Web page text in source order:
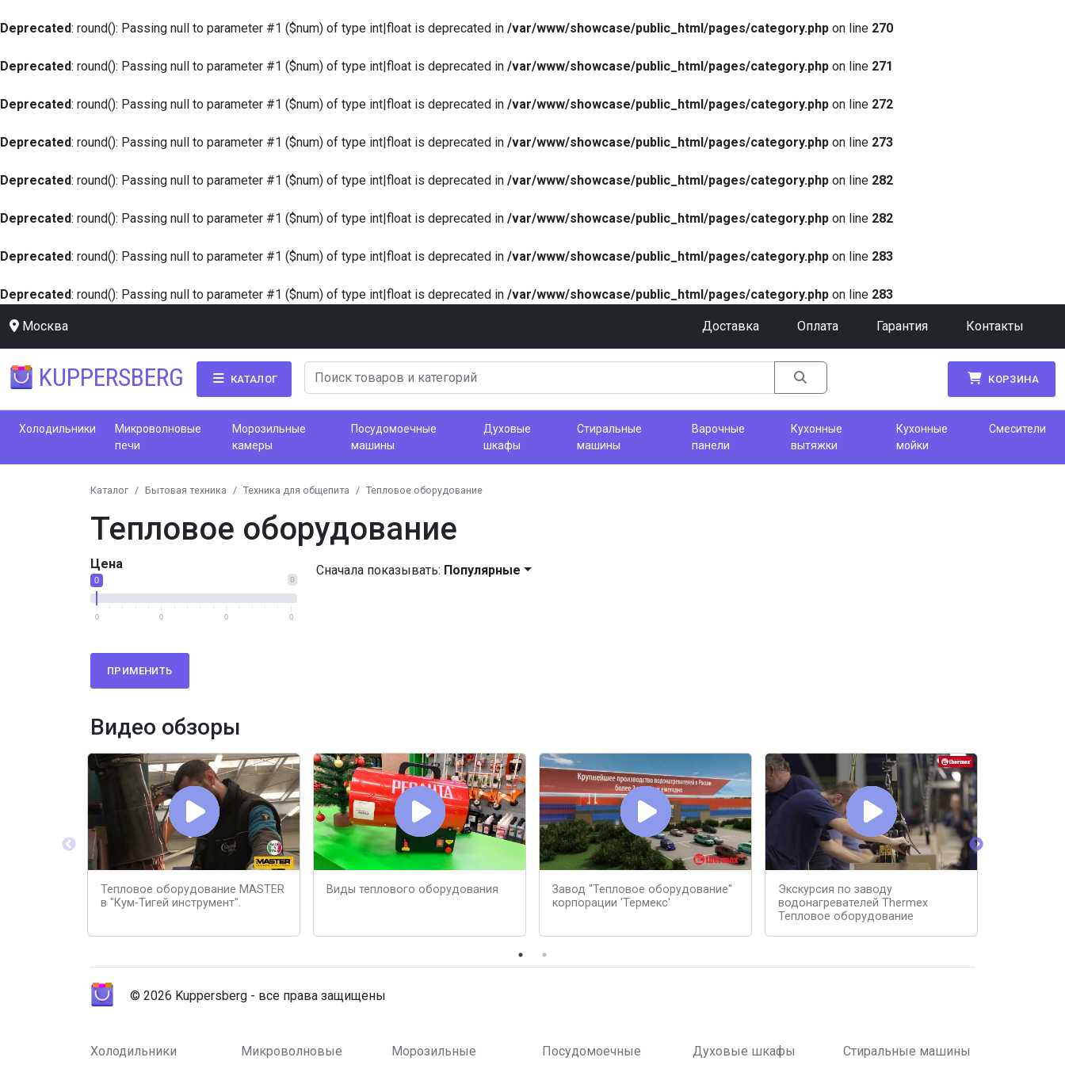
Deprecated: round(): Passing null to parameter #1 ($num) of type int|float is deprecated in /var/www/showcase/public_html/pages/category.php on line 270
Deprecated: round(): Passing null to parameter #1 ($num) of type int|float is deprecated in /var/www/showcase/public_html/pages/category.php on line 271
Deprecated: round(): Passing null to parameter #1 ($num) of type int|float is deprecated in /var/www/showcase/public_html/pages/category.php on line 272
Deprecated: round(): Passing null to parameter #1 ($num) of type int|float is deprecated in /var/www/showcase/public_html/pages/category.php on line 273
Deprecated: round(): Passing null to parameter #1 ($num) of type int|float is deprecated in /var/www/showcase/public_html/pages/category.php on line 282
Deprecated: round(): Passing null to parameter #1 ($num) of type int|float is deprecated in /var/www/showcase/public_html/pages/category.php on line 282
Deprecated: round(): Passing null to parameter #1 ($num) of type int|float is deprecated in /var/www/showcase/public_html/pages/category.php on line 283
Deprecated: round(): Passing null to parameter #1 ($num) of type int|float is deprecated in /var/www/showcase/public_html/pages/category.php on line 283
Москва Доставка Оплата Гарантия Контакты
KUPPERSBERG КАТАЛОГ КОРЗИНА
Холодильники
Микроволновые
печи
Морозильные
камеры
Посудомоечные
машины
Духовые
шкафы
Стиральные
машины
Варочные
панели
Кухонные
вытяжки
Кухонные
мойки
Смесители
Каталог Бытовая техника Техника для общепита Тепловое оборудование
Тепловое оборудование
Цена
0
0
0 0 0 0
ПРИМЕНИТЬ
Сначала показывать: Популярные
Видео обзоры
Тепловое оборудование MASTER
в "Кум-Тигей инструмент".
Виды теплового оборудования
Завод "Тепловое оборудование"
корпорации 'Термекс'
Экскурсия по заводу
водонагревателей Thermex
Тепловое оборудование
© 2026 Kuppersberg - все права защищены
Холодильники
Микроволновые
Морозильные
Посудомоечные
Духовые шкафы Стиральные машины